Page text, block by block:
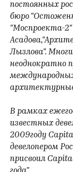
постоянных
бюро
"Моспроекта-2"
Лызлова".
неоднократно
В рамках
известных
2009году
девелопером
присвоил